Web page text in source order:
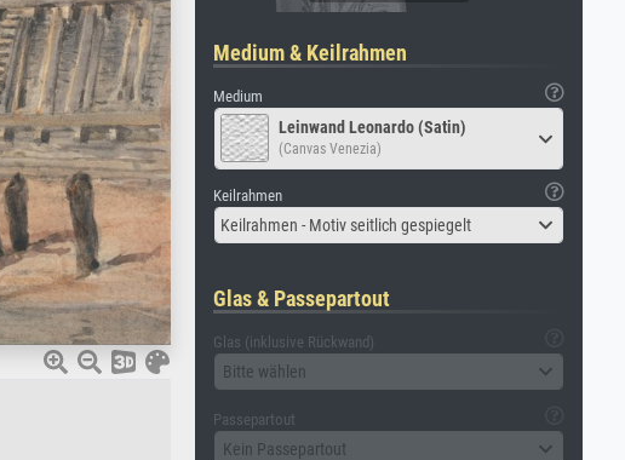
Medium & Keilrahmen
Medium
Leinwand Leonardo (Satin)
(Canvas Venezia)
Keilrahmen
Keilrahmen - Motiv seitlich gespiegelt
Glas & Passepartout
Glas (inklusive Rückwand)
Bitte wählen
Passepartout
Kein Passepartout